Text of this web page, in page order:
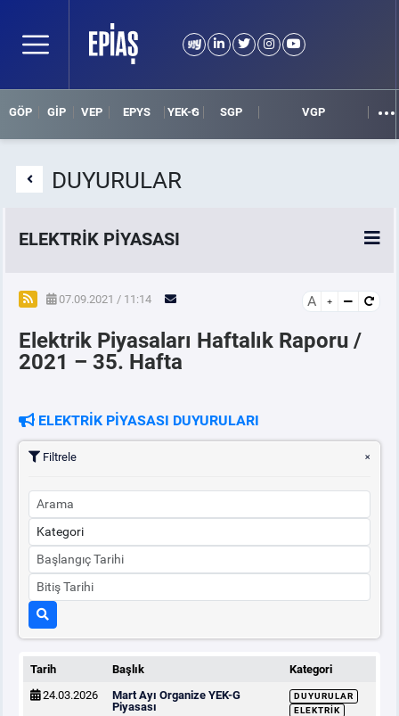
GÖP GİP VEP EPYS YEK-G SGP VGP
DUYURULAR
ELEKTRİK PİYASASI
SPOT ELEKTRİK PİYASALARI
ÖRNEK FİNANS BELGELERİ
PİYASAKAYITSÜRECİ
SERBEST TÜKETİCİ
MALİ UZLAŞTIRMA
TEMİNAT
BÜLTENLER
DUYURULAR
07.09.2021 / 11:14 A
Elektrik Piyasaları Haftalık Raporu /
2021 – 35. Hafta
ELEKTRİK PİYASASI DUYURULARI
Filtrele
Tarih Başlık
Kategori
24.03.2026
Mart Ayı Organize YEK-G
Piyasası
DUYURULAR
ELEKTRIK